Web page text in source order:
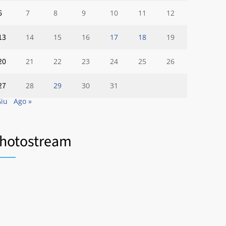
7 8 9 10 11 12
14 15 16 17 18 19
21 22 23 24 25 26
28 29 30
31
Ago »